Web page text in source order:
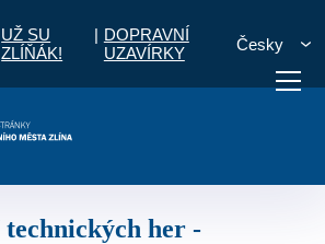
UŽ SU
ZLÍŇÁK!
| DOPRAVNÍ
UZAVÍRKY
Česky
Potřebuji zaplatit